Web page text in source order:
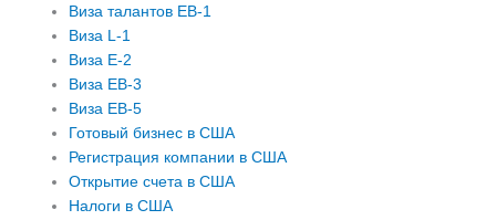
Виза талантов EB-1
Виза L-1
Виза E-2
Виза EB-3
Виза EB-5
Готовый бизнес в США
Регистрация компании в США
Открытие счета в США
Налоги в США